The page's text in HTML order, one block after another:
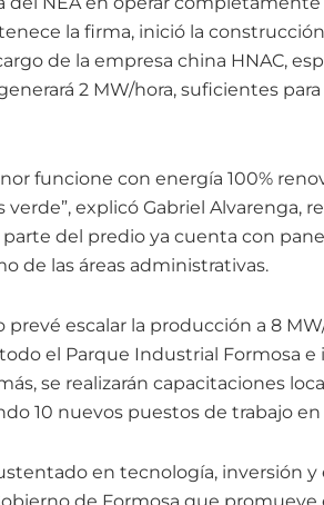
la firma, inició la
de la empresa china HNAC,
2 MW/hora, suficientes
funcione con energía 100%
explicó Gabriel Alvarenga,
del predio ya cuenta con
de las áreas administrativas.
escalar la producción a 8
el Parque Industrial Formosa
se realizarán capacitaciones
10 nuevos puestos de trabajo
en tecnología, inversión y